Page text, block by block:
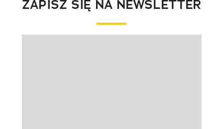
ZAPISZ SIĘ NA NEWSLETTER